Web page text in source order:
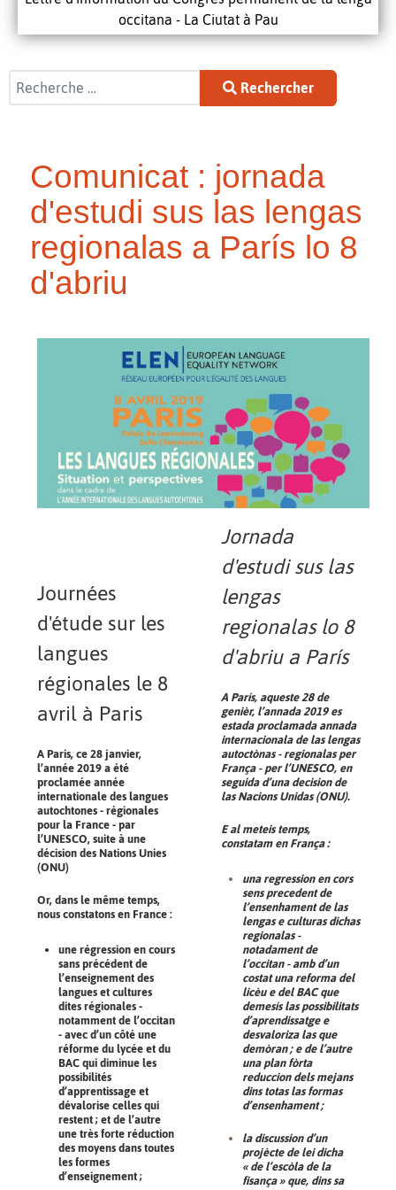
occitana - La Ciutat à Pau
Rechercher
Rechercher
Comunicat : jornada
d'estudi sus las lengas
regionalas a París lo 8
d'abriu
Journées
d'étude sur les
langues
régionales le 8
avril à Paris
A Paris, ce 28 janvier,
l’année 2019 a été
proclamée année
internationale des langues
autochtones - régionales
pour la France - par
l’UNESCO, suite à une
décision des Nations Unies
(ONU)
Or, dans le même temps,
nous constatons en France :
une régression en cours
sans précédent de
l’enseignement des
langues et cultures
dites régionales -
notamment de l’occitan
- avec d’un côté une
réforme du lycée et du
BAC qui diminue les
possibilités
d’apprentissage et
dévalorise celles qui
restent ; et de l’autre
une très forte réduction
des moyens dans toutes
les formes
d’enseignement ;
Jornada
d'estudi sus las
lengas
regionalas lo 8
d'abriu a París
A París, aqueste 28 de
genièr, l’annada 2019 es
estada proclamada annada
internacionala de las lengas
autoctònas - regionalas per
França - per l’UNESCO, en
seguida d’una decision de
las Nacions Unidas (ONU).
E al meteis temps,
constatam en França :
una regression en cors
sens precedent de
l’ensenhament de las
lengas e culturas dichas
regionalas -
notadament de
l’occitan - amb d’un
costat una reforma del
licèu e del BAC que
demesís las possibilitats
d’aprendissatge e
desvaloriza las que
demòran ; e de l’autre
una plan fòrta
reduccion dels mejans
dins totas las formas
d’ensenhament ;
la discussion d’un
projècte de lei dicha
« de l’escòla de la
fisança » que, dins sa